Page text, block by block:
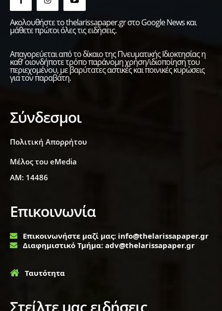
Ακολουθήστε το thelarissapaper.gr στο Google News και
μάθετε πρώτοι όλες τις ειδήσεις.
Απαγορεύεται από το δίκαιο της Πνευματικής Ιδιοκτησίας η
καθ' οιονδήποτε τρόπο παράνομη χρήση/ιδιοποίηση του
περιεχομένου, με βαρύτατες αστικές και ποινικές κυρώσεις
για τον παραβάτη.
Σύνδεσμοι
Πολιτική Απορρήτου
Μέλος του eMedia
ΑΜ: 14486
Επικοινωνία
Επικοινωνήστε μαζί μας: info@thelarissapaper.gr
Διαφημιστικό Τμήμα: adv@thelarissapaper.gr
Ταυτότητα